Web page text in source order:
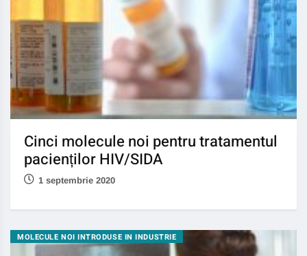
Cinci molecule noi pentru tratamentul
pacienților HIV/SIDA
1 septembrie 2020
MOLECULE NOI INTRODUSE IN INDUSTRIE